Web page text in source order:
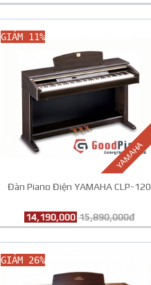
YAMAHA
GIẢM 11%
Đàn Piano Điện YAMAHA CLP-120
14,190,000 15,890,000đ
GIẢM 26%